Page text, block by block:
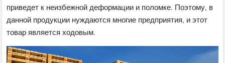
приведет к неизбежной деформации и поломке. Поэтому, в
данной продукции нуждаются многие предприятия, и этот
товар является ходовым.